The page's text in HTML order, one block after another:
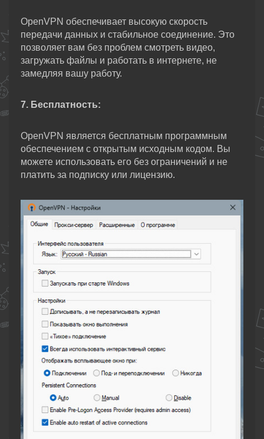
OpenVPN обеспечивает высокую скорость
передачи данных и стабильное соединение. Это
позволяет вам без проблем смотреть видео,
загружать файлы и работать в интернете, не
замедляя вашу работу.
7. Бесплатность:
OpenVPN является бесплатным программным
обеспечением с открытым исходным кодом. Вы
можете использовать его без ограничений и не
платить за подписку или лицензию.